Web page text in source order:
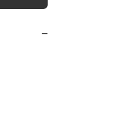
−